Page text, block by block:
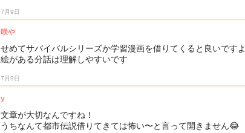
7月9日
咲や
せめてサバイバルシリーズか学習漫画を借りてくると良いですよ
絵がある分話は理解しやすいです
7月9日
y
文章が大切なんですね！
うちなんて都市伝説借りてきては怖い〜と言って開きません😂